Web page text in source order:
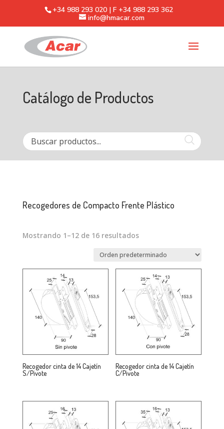
+34 988 293 020 | F +34 988 293 362
info@hmacar.com
Catálogo de Productos
Recogedores de Compacto Frente Plástico
Mostrando 1–12 de 16 resultados
Recogedor cinta de 14 Cajetín
S/Pivote
Recogedor cinta de 14 Cajetín
C/Pivote